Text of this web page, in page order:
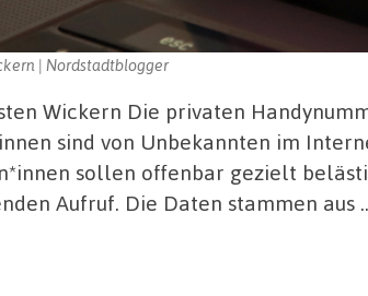
| Nordstadtblogger
Wickern Die privaten
sind von Unbekannten im
sollen offenbar gezielt
Aufruf. Die Daten stammen aus